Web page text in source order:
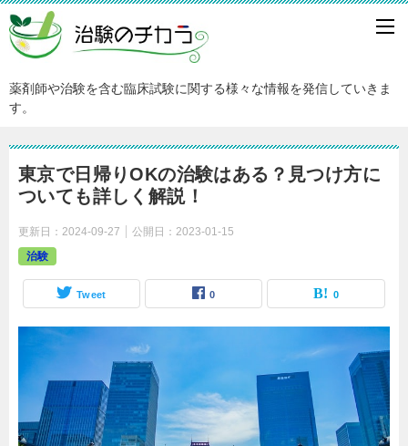
薬剤師や治験を含む臨床試験に関する様々な情報を発信していきま
す。
東京で日帰りOKの治験はある？見つけ方に
ついても詳しく解説！
更新日： 2024-09-27 公開日： 2023-01-15
治験
Tweet 0 0